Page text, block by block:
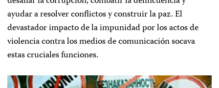
ayudar a resolver conflictos y construir la paz. El
devastador impacto de la impunidad por los actos de
violencia contra los medios de comunicación socava
estas cruciales funciones.